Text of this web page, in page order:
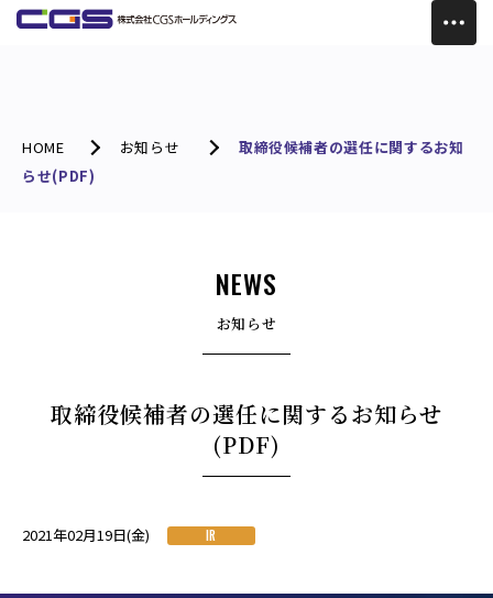
HOME お知らせ
取締役候補者の選任に関するお知
らせ(PDF)
NEWS
お知らせ
取締役候補者の選任に関するお知らせ
(PDF)
2021年02月19日(金) IR